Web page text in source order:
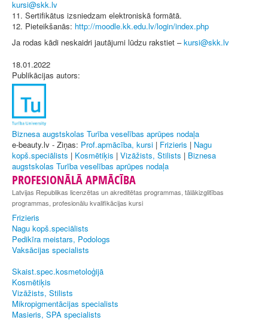
11. Sertifikātus izsniedzam elektroniskā formātā.
12. Pieteikšanās: http://moodle.kk.edu.lv/login/index.php
Ja rodas kādi neskaidri jautājumi lūdzu rakstiet –
18.01.2022
Publikācijas autors:
Biznesa augstskolas Turība veselības aprūpes nodaļa
e-beauty.lv - Ziņas: Prof.apmācība, kursi | Frizieris | Nagu
kopš.speciālists | Kosmētiķis | Vizāžists, Stilists | Biznesa
augstskolas Turība veselības aprūpes nodaļa
PROFESIONĀLĀ APMĀCĪBA
Latvijas Republikas licenzētas un akreditētas programmas, tālākizglitības
programmas, profesionālu kvalifikācijas kursi
Frizieris
Nagu kopš.speciālists
Pedikīra meistars, Podologs
Vaksācijas specialists
Skaist.spec.kosmetoloģijā
Kosmētiķis
Vizāžists, Stilists
Mikropigmentācijas specialists
Masieris, SPA specialists